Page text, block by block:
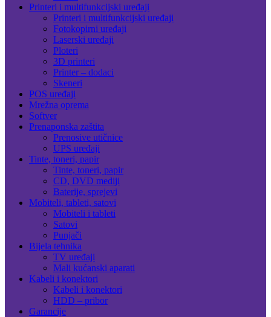
Printeri i multifunkcijski uređaji
Printeri i multifunkcijski uređaji
Fotokopirni uređaji
Laserski uređaji
Ploteri
3D printeri
Printer – dodaci
Skeneri
POS uređaji
Mrežna oprema
Softver
Prenaponska zaštita
Prenosive utičnice
UPS uređaji
Tinte, toneri, papir
Tinte, toneri, papir
CD, DVD mediji
Baterije, sprejevi
Mobiteli, tableti, satovi
Mobiteli i tableti
Satovi
Punjači
Bijela tehnika
TV uređaji
Mali kućanski aparati
Kabeli i konektori
Kabeli i konektori
HDD – pribor
Garancije